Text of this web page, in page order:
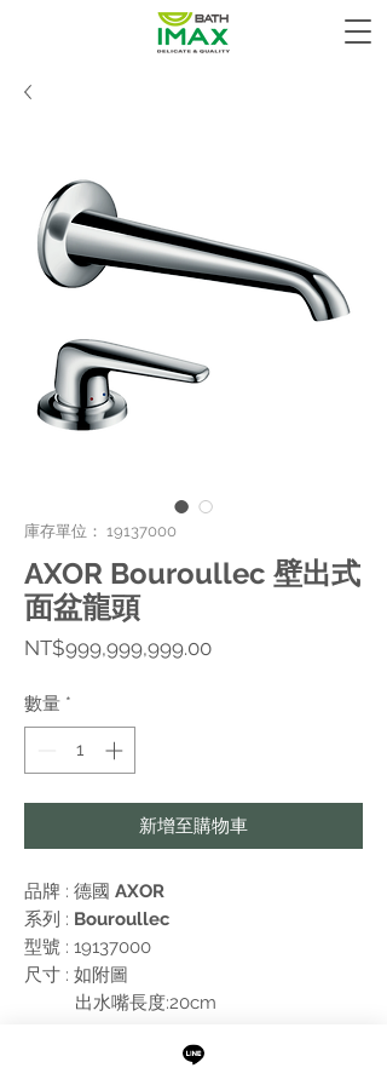
庫存單位： 19137000
AXOR Bouroullec 壁出式
面盆龍頭
NT$999,999,999.00價
數量 *
新增至購物車
品牌 : 德國 AXOR
系列 : Bouroullec
型號 : 19137000
尺寸 : 如附圖
出水嘴⾧度:20cm